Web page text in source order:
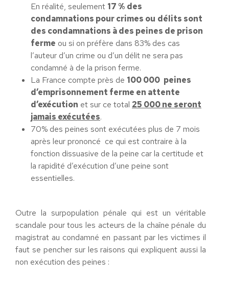
En réalité, seulement 17 % des
condamnations pour crimes ou délits sont
des condamnations à des peines de prison
ferme ou si on préfère dans 83% des cas
l’auteur d’un crime ou d’un délit ne sera pas
condamné à de la prison ferme.
La France compte près de 100 000 peines
d’emprisonnement ferme en attente
d’exécution et sur ce total 25 000 ne seront
jamais exécutées.
70% des peines sont exécutées plus de 7 mois
après leur prononcé ce qui est contraire à la
fonction dissuasive de la peine car la certitude et
la rapidité d’exécution d’une peine sont
essentielles.
Outre la surpopulation pénale qui est un véritable
scandale pour tous les acteurs de la chaîne pénale du
magistrat au condamné en passant par les victimes il
faut se pencher sur les raisons qui expliquent aussi la
non exécution des peines :